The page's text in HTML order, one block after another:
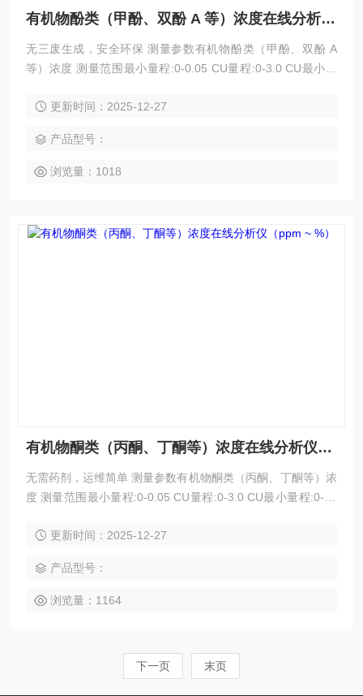
有机物酚类（甲酚、双酚 A 等）浓度在线分析仪（ppm ~ %）
无三废生成，安全环保 测量参数有机物酚类（甲酚、双酚 A
等）浓度 测量范围最小量程:0-0.05 CU量程:0-3.0 CU最小量
制药行业，新能源行业，双氧水行业，炼油行业，电子半导
更新时间：2025-12-27
产品型号：
浏览量：1018
有机物酮类（丙酮、丁酮等）浓度在线分析仪（ppm ~ %）
无需药剂，运维简单 测量参数有机物酮类（丙酮、丁酮等）浓
度 测量范围最小量程:0-0.05 CU量程:0-3.0 CU最小量程:0-20
业，新能源行业，双氧水行业，炼油行业，电子半导体，氯碱
更新时间：2025-12-27
产品型号：
浏览量：1164
下一页 末页